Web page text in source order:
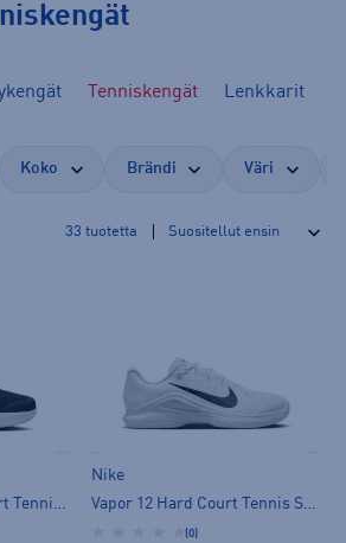
Tenniskengät Lenkkarit
Koko Brändi Väri
33 tuotetta
Vapor Lite 3 Hard Court Tennis Shoes W - naisten tenniskengät
Nike
Vapor 12 Hard Court Tennis Shoes W - naisten tenniskengät
(0)